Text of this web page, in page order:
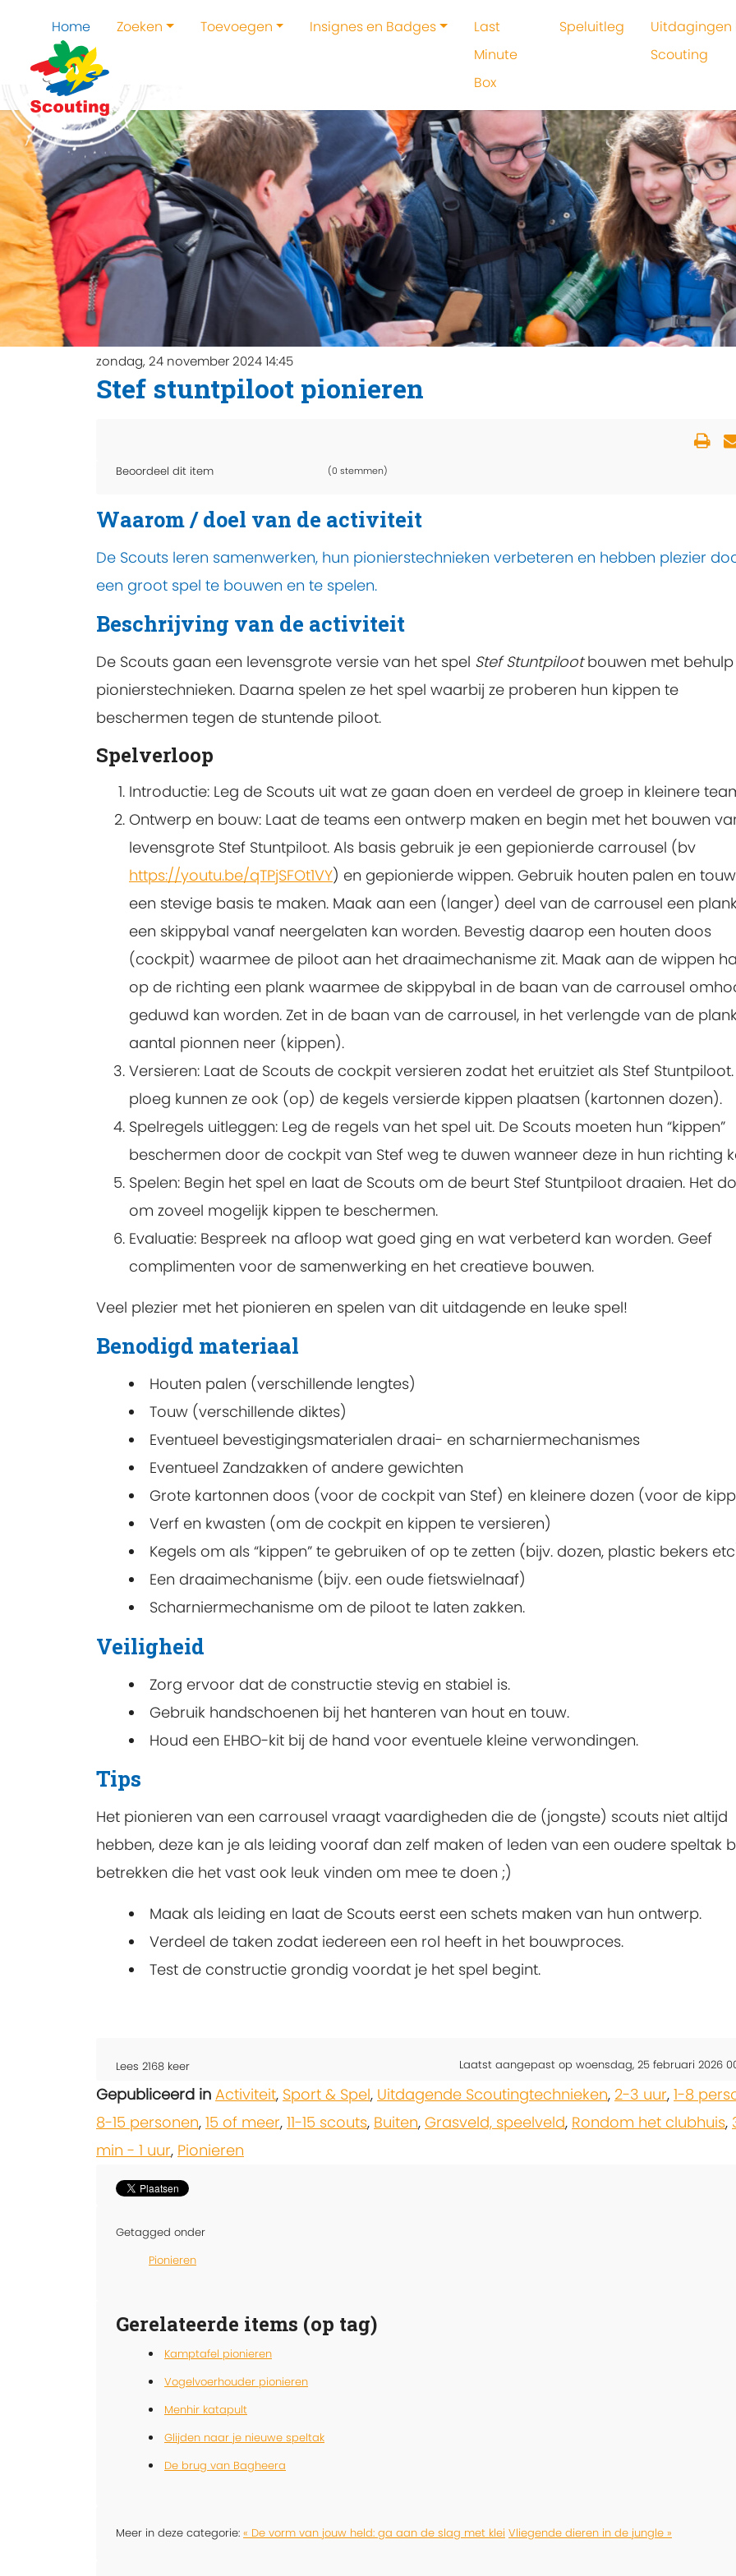
Home Zoeken Toevoegen Insignes en Badges
Last
Minute
Box
Speluitleg
Uitdagingen
Scouting
zondag, 24 november 2024 14:45
Stef stuntpiloot pionieren
Beoordeel dit item (0 stemmen)
Waarom / doel van de activiteit
De Scouts leren samenwerken, hun pionierstechnieken verbeteren en hebben plezier
een groot spel te bouwen en te spelen.
Beschrijving van de activiteit
De Scouts gaan een levensgrote versie van het spel Stef Stuntpilootbouwen met behulp
pionierstechnieken. Daarna spelen ze het spel waarbij ze proberen hun kippen te
beschermen tegen de stuntende piloot.
Spelverloop
Introductie: Leg de Scouts uit wat ze gaan doen en verdeel de groep in kleinere
Ontwerp en bouw: Laat de teams een ontwerp maken en begin met het bouwen
levensgrote Stef Stuntpiloot. Als basis gebruik je een gepionierde carrousel (bv
https://youtu.be/qTPjSFOt1VY) en gepionierde wippen. Gebruik houten palen en
een stevige basis te maken. Maak aan een (langer) deel van de carrousel een
een skippybal vanaf neergelaten kan worden. Bevestig daarop een houten doos
(cockpit) waarmee de piloot aan het draaimechanisme zit. Maak aan de wippen
op de richting een plank waarmee de skippybal in de baan van de carrousel
geduwd kan worden. Zet in de baan van de carrousel, in het verlengde van de
aantal pionnen neer (kippen).
Versieren: Laat de Scouts de cockpit versieren zodat het eruitziet als Stef Stuntpiloot.
ploeg kunnen ze ook (op) de kegels versierde kippen plaatsen (kartonnen dozen).
Spelregels uitleggen: Leg de regels van het spel uit. De Scouts moeten hun “kippen”
beschermen door de cockpit van Stef weg te duwen wanneer deze in hun richting
Spelen: Begin het spel en laat de Scouts om de beurt Stef Stuntpiloot draaien. Het
om zoveel mogelijk kippen te beschermen.
Evaluatie: Bespreek na afloop wat goed ging en wat verbeterd kan worden. Geef
complimenten voor de samenwerking en het creatieve bouwen.
Veel plezier met het pionieren en spelen van dit uitdagende en leuke spel!
Benodigd materiaal
Houten palen (verschillende lengtes)
Touw (verschillende diktes)
Eventueel bevestigingsmaterialen draai- en scharniermechanismes
Eventueel Zandzakken of andere gewichten
Grote kartonnen doos (voor de cockpit van Stef) en kleinere dozen (voor de
Verf en kwasten (om de cockpit en kippen te versieren)
Kegels om als “kippen” te gebruiken of op te zetten (bijv. dozen, plastic bekers
Een draaimechanisme (bijv. een oude fietswielnaaf)
Scharniermechanisme om de piloot te laten zakken.
Veiligheid
Zorg ervoor dat de constructie stevig en stabiel is.
Gebruik handschoenen bij het hanteren van hout en touw.
Houd een EHBO-kit bij de hand voor eventuele kleine verwondingen.
Tips
Het pionieren van een carrousel vraagt vaardigheden die de (jongste) scouts niet altijd
hebben, deze kan je als leiding vooraf dan zelf maken of leden van een oudere speltak
betrekken die het vast ook leuk vinden om mee te doen ;)
Maak als leiding en laat de Scouts eerst een schets maken van hun ontwerp.
Verdeel de taken zodat iedereen een rol heeft in het bouwproces.
Test de constructie grondig voordat je het spel begint.
Lees 2168 keer Laatst aangepast op woensdag, 25 februari 2026
Gepubliceerd in Activiteit, Sport & Spel, Uitdagende Scoutingtechnieken, 2-3 uur, 1-8
8-15 personen, 15 of meer, 11-15 scouts, Buiten, Grasveld, speelveld, Rondom het clubhuis,
min - 1 uur, Pionieren
Getagged onder
Pionieren
Gerelateerde items (op tag)
Kamptafel pionieren
Vogelvoerhouder pionieren
Menhir katapult
Glijden naar je nieuwe speltak
De brug van Bagheera
Meer in deze categorie: « De vorm van jouw held: ga aan de slag met klei Vliegende dieren in de jungle »